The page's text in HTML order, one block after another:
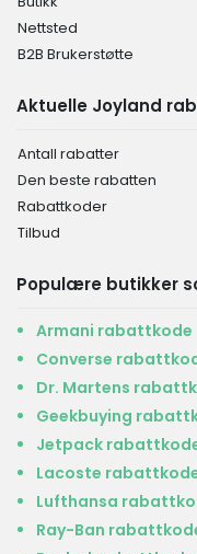
Nettsted
B2B Brukerstøtte
Aktuelle Joyland
Antall rabatter
Den beste rabatten
Rabattkoder
Tilbud
Populære butikker
Armani rabattkode
Converse
Dr. Martens
Geekbuying
Jetpack
Lacoste
Lufthansa
Ray-Ban